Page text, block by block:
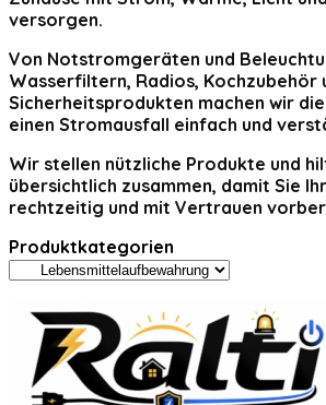
versorgen.
Von Notstromgeräten und
Wasserfiltern, Radios, Kochzubehör
Sicherheitsprodukten machen wir
einen Stromausfall einfach und
Wir stellen nützliche Produkte und
übersichtlich zusammen, damit Sie
rechtzeitig und mit Vertrauen
Produktkategorien